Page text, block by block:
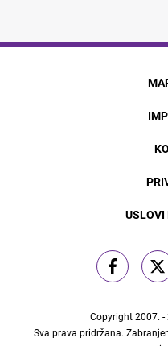
USLOVI
Copyright 2007. -
Sva prava pridržana.